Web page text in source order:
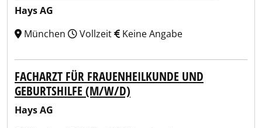
Hays AG
München
Vollzeit Keine Angabe
FACHARZT FÜR FRAUENHEILKUNDE UND
GEBURTSHILFE (M/W/D)
Hays AG